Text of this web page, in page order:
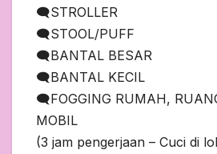
🗨️STROLLER
🗨️STOOL/PUFF
🗨️BANTAL BESAR
🗨️BANTAL KECIL
🗨️FOGGING RUMAH,
MOBIL
(3 jam pengerjaan – Cuci di